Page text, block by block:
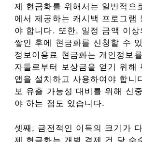
제 현금화를 위해서는 일반적으
에서 제공하는 캐시백 프로그램
야 합니다. 또한, 일정 금액 이상
쌓인 후에 현금화를 신청할 수
정보이용료 현금화는 개인정보
자들로부터 보상금을 얻기 위해
앱을 설치하고 사용하여야 합니
보 유출 가능성 대비를 위해 신
야 하는 점도 있습니다.
셋째, 금전적인 이득의 크기가
제 현금화는 개별 결제 건 당 수